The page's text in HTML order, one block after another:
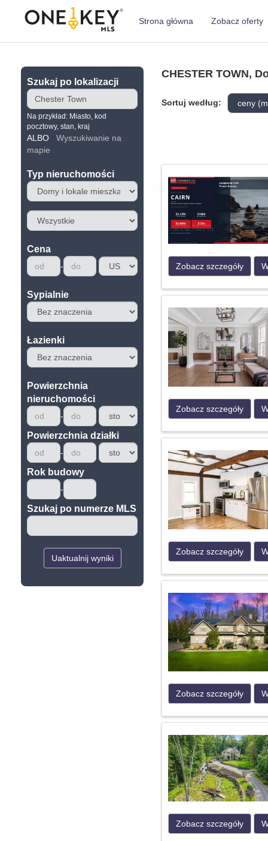
Strona główna Zobacz oferty
Szukaj po lokalizacji
Na przykład: Miasto, kod
pocztowy, stan, kraj
ALBO Wyszukiwanie na
mapie
Typ nieruchomości
Cena
Sypialnie
Łazienki
Powierzchnia
nieruchomości
Powierzchnia działki
Rok budowy
Szukaj po numerze MLS
Uaktualnij wyniki
CHESTER TOWN,
Sortuj według:
Zobacz szczegóły
Zobacz szczegóły
Zobacz szczegóły
Zobacz szczegóły
Zobacz szczegóły